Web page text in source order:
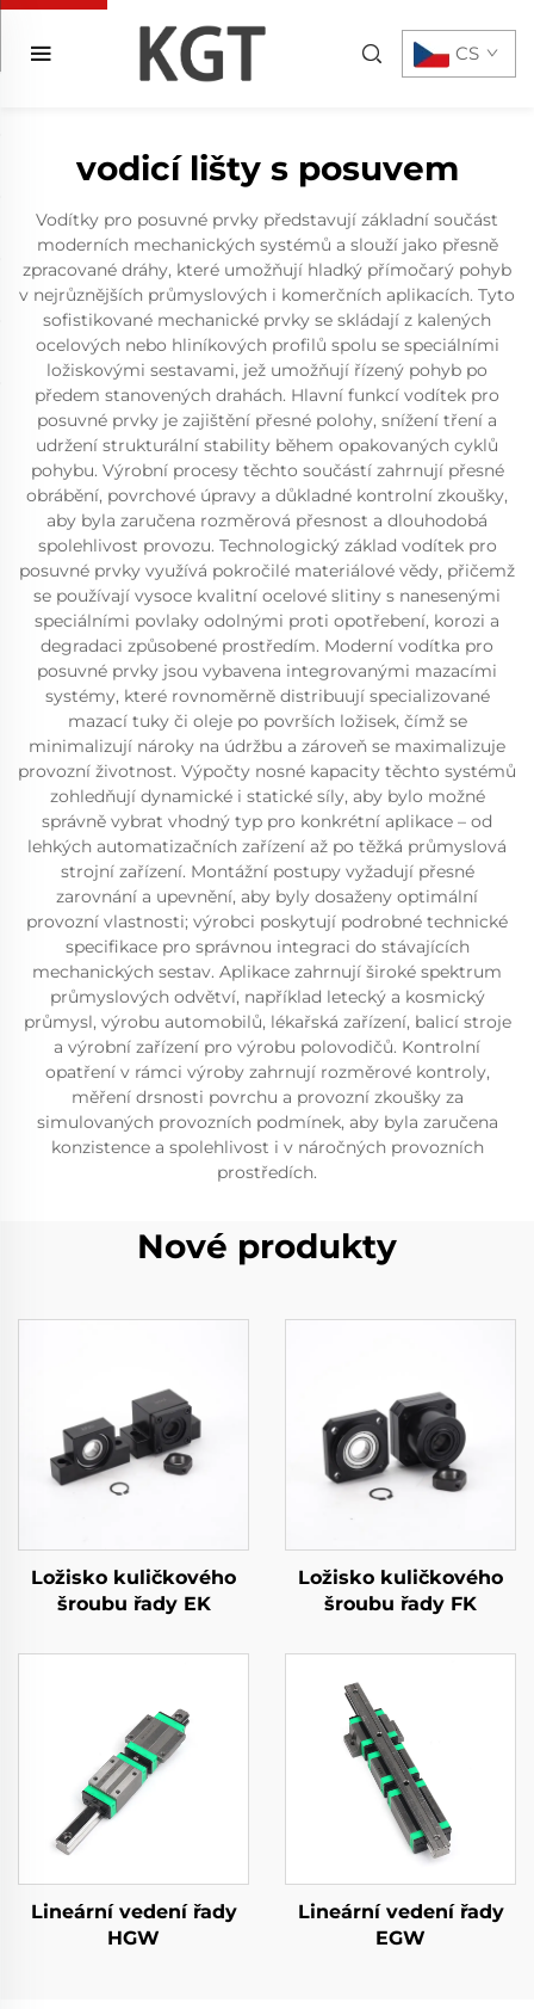
CS
vodicí lišty s posuvem
Vodítky pro posuvné prvky představují základní součást
moderních mechanických systémů a slouží jako přesně
zpracované dráhy, které umožňují hladký přímočarý pohyb
v nejrůznějších průmyslových i komerčních aplikacích. Tyto
sofistikované mechanické prvky se skládají z kalených
ocelových nebo hliníkových profilů spolu se speciálními
ložiskovými sestavami, jež umožňují řízený pohyb po
předem stanovených drahách. Hlavní funkcí vodítek pro
posuvné prvky je zajištění přesné polohy, snížení tření a
udržení strukturální stability během opakovaných cyklů
pohybu. Výrobní procesy těchto součástí zahrnují přesné
obrábění, povrchové úpravy a důkladné kontrolní zkoušky,
aby byla zaručena rozměrová přesnost a dlouhodobá
spolehlivost provozu. Technologický základ vodítek pro
posuvné prvky využívá pokročilé materiálové vědy, přičemž
se používají vysoce kvalitní ocelové slitiny s nanesenými
speciálními povlaky odolnými proti opotřebení, korozi a
degradaci způsobené prostředím. Moderní vodítka pro
posuvné prvky jsou vybavena integrovanými mazacími
systémy, které rovnoměrně distribuují specializované
mazací tuky či oleje po površích ložisek, čímž se
minimalizují nároky na údržbu a zároveň se maximalizuje
provozní životnost. Výpočty nosné kapacity těchto systémů
zohledňují dynamické i statické síly, aby bylo možné
správně vybrat vhodný typ pro konkrétní aplikace – od
lehkých automatizačních zařízení až po těžká průmyslová
strojní zařízení. Montážní postupy vyžadují přesné
zarovnání a upevnění, aby byly dosaženy optimální
provozní vlastnosti; výrobci poskytují podrobné technické
specifikace pro správnou integraci do stávajících
mechanických sestav. Aplikace zahrnují široké spektrum
průmyslových odvětví, například letecký a kosmický
průmysl, výrobu automobilů, lékařská zařízení, balicí stroje
a výrobní zařízení pro výrobu polovodičů. Kontrolní
opatření v rámci výroby zahrnují rozměrové kontroly,
měření drsnosti povrchu a provozní zkoušky za
simulovaných provozních podmínek, aby byla zaručena
konzistence a spolehlivost i v náročných provozních
prostředích.
Nové produkty
Ložisko kuličkového
šroubu řady EK
Ložisko kuličkového
šroubu řady FK
Lineární vedení řady
HGW
Lineární vedení řady
EGW